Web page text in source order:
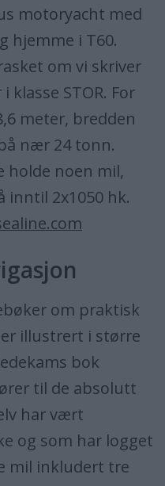
motoryacht med
hjemme i T60.
om vi skriver
klasse STOR. For
meter, bredden
nær 24 tonn.
holde noen mil,
inntil 2x1050 hk.
om praktisk
illustrert i større
bok
til de absolutt
har vært
og som har logget
mil inkludert tre